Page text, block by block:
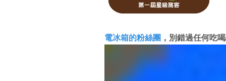
電冰箱的粉絲團 ，別錯過任何吃